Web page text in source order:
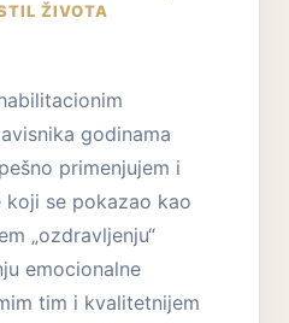
ŽIVOTA
godinama
primenjujem i
se pokazao kao
„ozdravljenju“
emocionalne
tim i kvalitetnijem